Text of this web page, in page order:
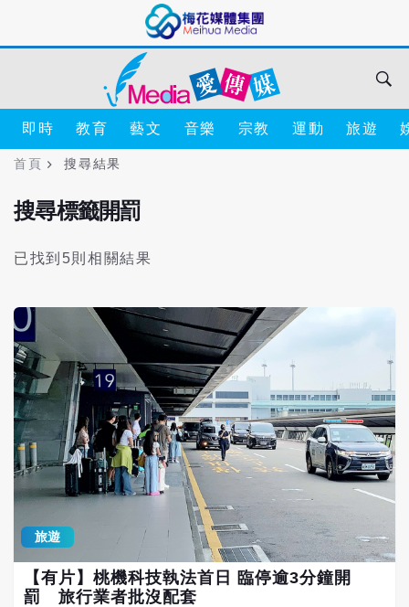
即時 教育 藝文 音樂 宗教 運動 旅遊
首頁 搜尋結果
搜尋標籤開罰
已找到5則相關結果
旅遊
【有片】桃機科技執法首日 臨停逾3分鐘開
罰 旅行業者批沒配套